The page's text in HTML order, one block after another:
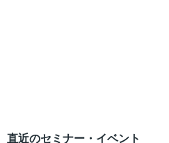
直近のセミナー・イベント